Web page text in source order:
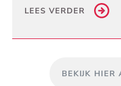
LEES VERDER
BEKIJK HIER